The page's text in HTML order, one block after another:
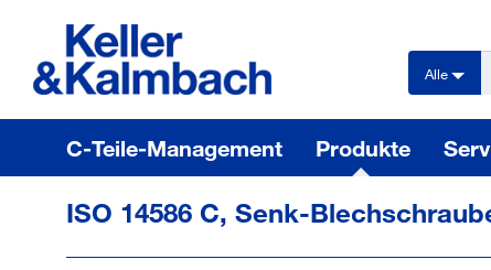
Alle
C-Teile-Management Produkte
ISO 14586 C, Senk-